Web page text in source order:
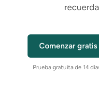
Comenzar gratis
Prueba gratuita de 14